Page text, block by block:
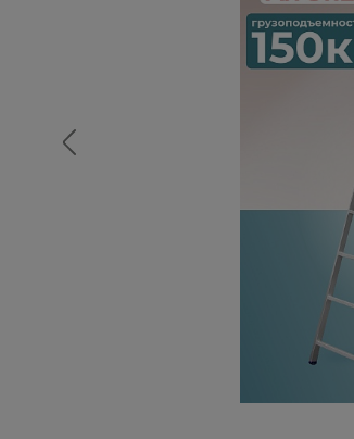
Опалубка
Вибротехника
Оборудование
Оборудование
Техника для
Тачки
Лестницы и
Штукатурные
Сварочные
Тепловые пушки
Металл и